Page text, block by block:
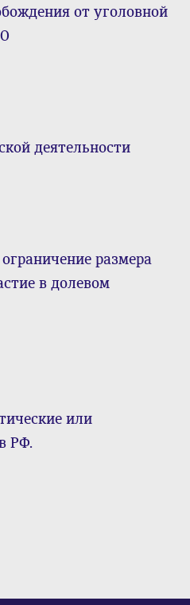
от уголовной
деятельности
размера
в долевом
или
РФ.